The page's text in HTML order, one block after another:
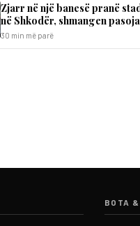
Zjarr në një banesë pranë
në Shkodër, shmangen
30 min më parë
BOTA